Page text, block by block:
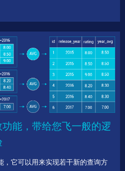
能，带给您飞一般的逻
，它可以用来实现若干新的查询方